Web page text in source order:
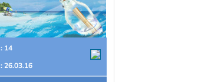
: 14
: 26.03.16